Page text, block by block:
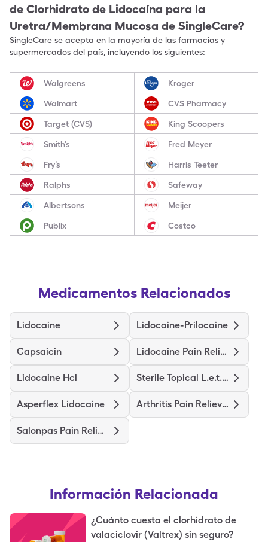
de Clorhidrato de Lidocaína para la
Uretra/Membrana Mucosa de SingleCare?
SingleCare se acepta en la mayoría de las farmacias y
supermercados del país, incluyendo los siguientes:
Walgreens Kroger
Walmart CVS Pharmacy
Target (CVS) King Scoopers
Smith’s Fred Meyer
Fry’s Harris Teeter
Ralphs Safeway
Albertsons Meijer
Publix Costco
Medicamentos Relacionados
Lidocaine Lidocaine-Prilocaine
Capsaicin Lidocaine Pain Relief
Lidocaine Hcl Sterile Topical L.e.t. Gel
Asperflex Lidocaine Arthritis Pain Relieving
Salonpas Pain Relieving
Información Relacionada
¿Cuánto cuesta el clorhidrato de
valaciclovir (Valtrex) sin seguro?